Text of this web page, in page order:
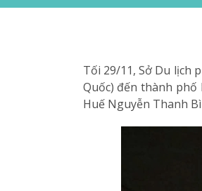
Tối 29/11, Sở Du lịch
Quốc) đến thành
Huế Nguyễn Thanh